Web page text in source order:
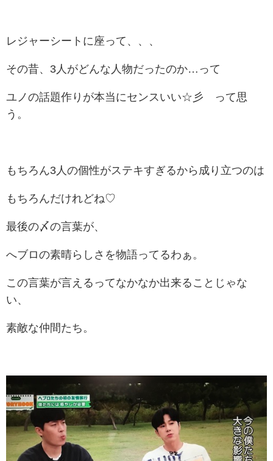
レジャーシートに座って、、、
その昔、3人がどんな人物だったのか…って
ユノの話題作りが本当にセンスいい☆彡 って思
う。
もちろん3人の個性がステキすぎるから成り立つのは
もちろんだけれどね♡
最後の〆の言葉が、
へブロの素晴らしさを物語ってるわぁ。
この言葉が言えるってなかなか出来ることじゃな
い、
素敵な仲間たち。